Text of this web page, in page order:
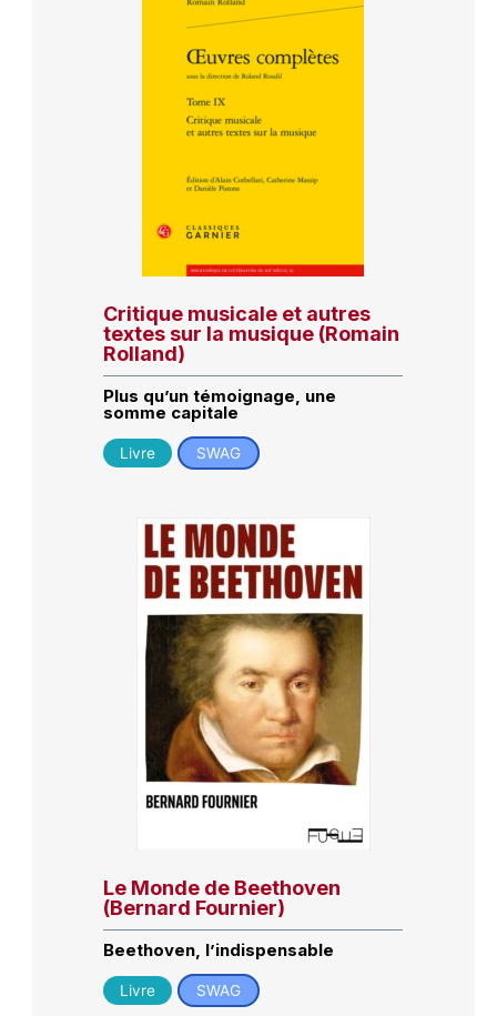
Critique musicale et autres
textes sur la musique (Romain
Rolland)
Plus qu’un témoignage, une
somme capitale
Livre SWAG
Le Monde de Beethoven
(Bernard Fournier)
Beethoven, l’indispensable
Livre SWAG